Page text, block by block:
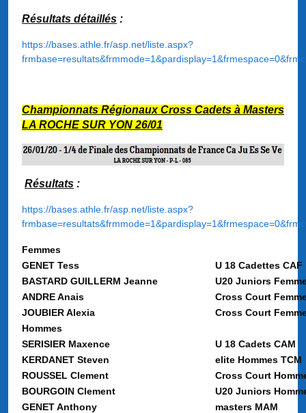
Résultats détaillés :
https://bases.athle.fr/asp.net/liste.aspx?
Championnats Régionaux Cross Cadets à Masters
LA ROCHE SUR YON 26/01
Résultats :
https://bases.athle.fr/asp.net/liste.aspx?
Femmes
GENET Tess
U 18 Cadettes CAF
BASTARD GUILLERM Jeanne
U20 Juniors
ANDRE Anais
Cross Court
JOUBIER Alexia
Cross Court
Hommes
SERISIER Maxence
U 18 Cadets CAM
KERDANET Steven
elite Hommes TCM
ROUSSEL Clement
Cross Court
BOURGOIN Clement
U20 Juniors
GENET Anthony
masters MAM